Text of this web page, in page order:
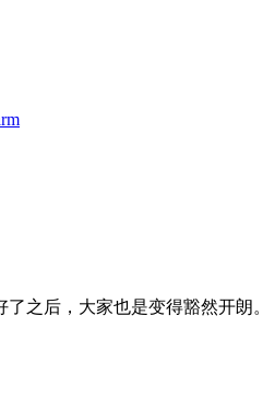
之后，大家也是变得豁然开朗。